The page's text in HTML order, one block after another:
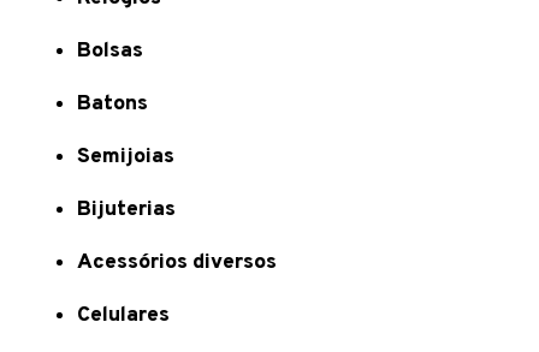
Bolsas
Batons
Semijoias
Bijuterias
Acessórios diversos
Celulares